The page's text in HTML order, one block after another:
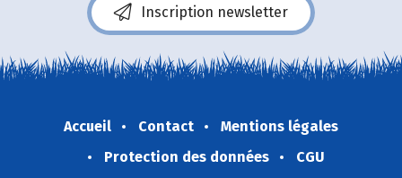
Inscription newsletter
Accueil Contact
Mentions légales
Protection des données
CGU